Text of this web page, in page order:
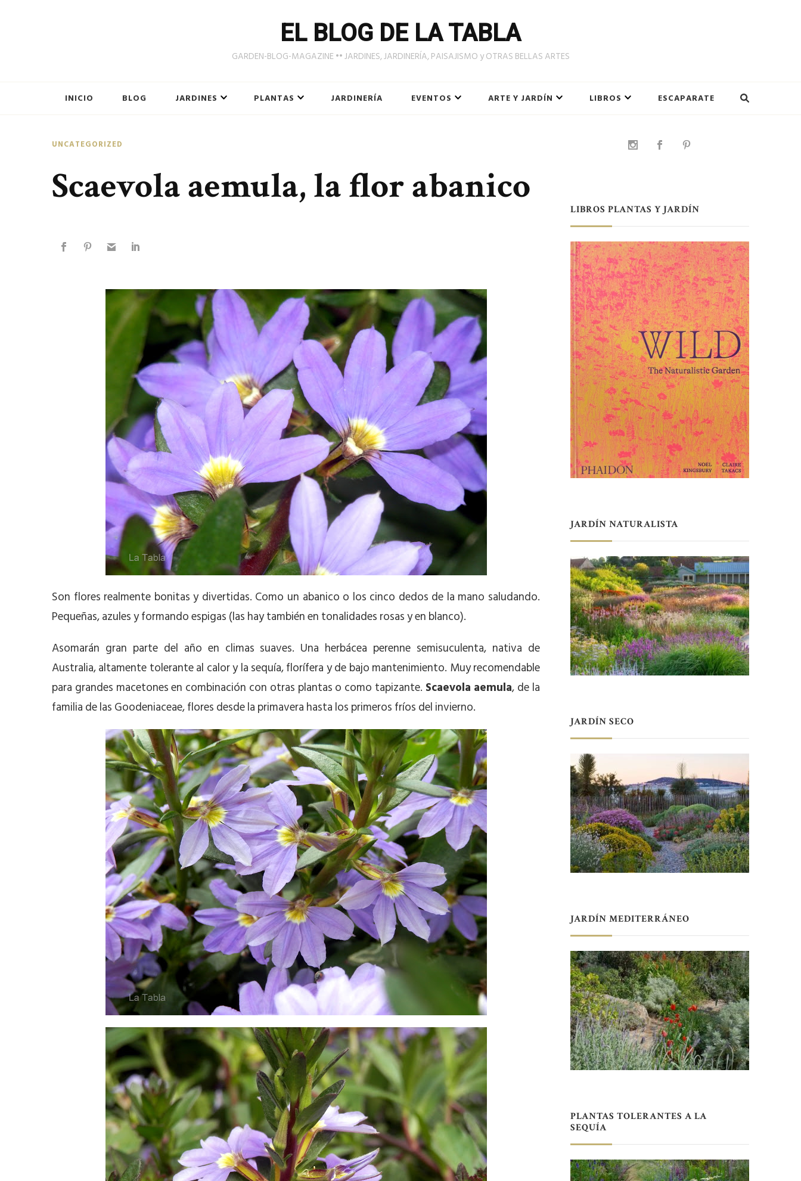
EL BLOG DE LA TABLA
GARDEN-BLOG-MAGAZINE •• JARDINES, JARDINERÍA, PAISAJISMO y OTRAS BELLAS ARTES
INICIO BLOG JARDINES PLANTAS JARDINERÍA EVENTOS ARTE Y JARDÍN LIBROS ESCAPARATE
UNCATEGORIZED
Scaevola aemula, la flor abanico
Son flores realmente bonitas y divertidas. Como un abanico o los cinco dedos de la mano saludando.
Pequeñas, azules y formando espigas (las hay también en tonalidades rosas y en blanco).
Asomarán gran parte del año en climas suaves. Una herbácea perenne semisuculenta, nativa de
Australia, altamente tolerante al calor y la sequía, florífera y de bajo mantenimiento. Muy recomendable
para grandes macetones en combinación con otras plantas o como tapizante. Scaevola aemula, de la
familia de las Goodeniaceae, flores desde la primavera hasta los primeros fríos del invierno.
LIBROS PLANTAS Y JARDÍN
JARDÍN NATURALISTA
JARDÍN SECO
JARDÍN MEDITERRÁNEO
PLANTAS TOLERANTES A LA
SEQUÍA